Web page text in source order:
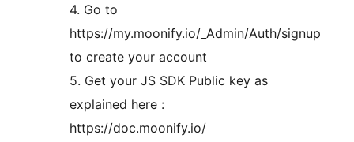
4. Go to
https://my.moonify.io/_Admin/Auth/signup
to create your account
5. Get your JS SDK Public key as
explained here :
https://doc.moonify.io/